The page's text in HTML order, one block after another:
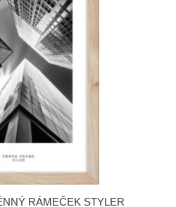
RÁMEČEK STYLER